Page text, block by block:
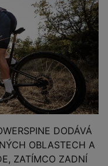
DODÁVÁ
OBLASTECH A
ZATÍMCO ZADNÍ